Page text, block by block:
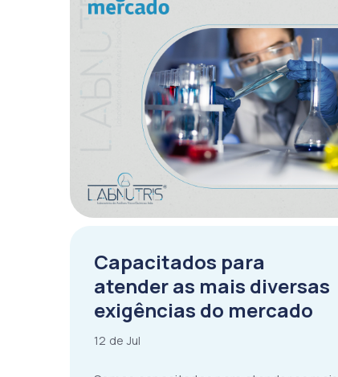
Capacitados para
atender as mais diversas
exigências do mercado
12 de Jul